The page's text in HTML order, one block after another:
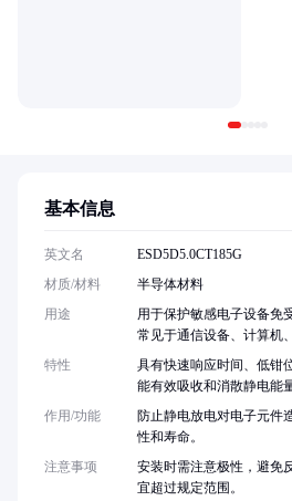
基本信息
英文名
ESD5D5.0CT185G
材质/材料
半导体材料
用途
用于保护敏感电子设备免
常见于通信设备、计算机
特性
具有快速响应时间、低钳
能有效吸收和消散静电能量
作用/功能
防止静电放电对电子元件
性和寿命。
注意事项
安装时需注意极性，避免
宜超过规定范围。